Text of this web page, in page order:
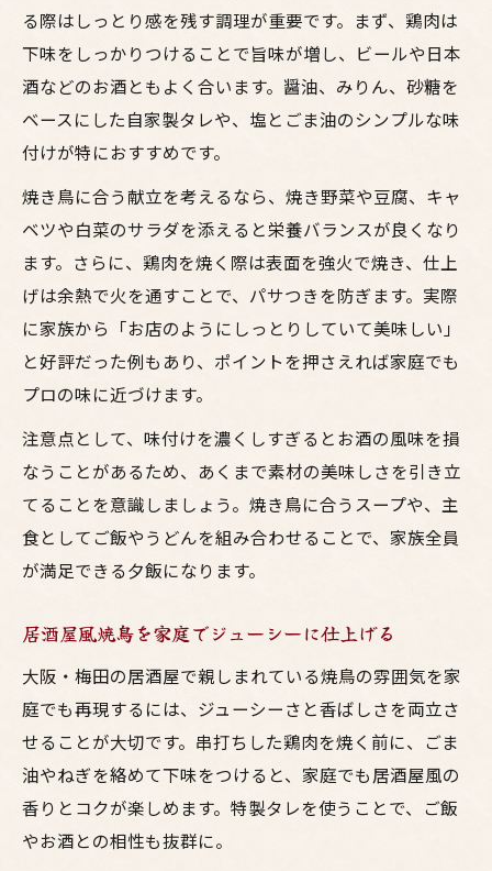
る際はしっとり感を残す調理が重要です。まず、鶏肉は
下味をしっかりつけることで旨味が増し、ビールや日本
酒などのお酒ともよく合います。醤油、みりん、砂糖を
ベースにした自家製タレや、塩とごま油のシンプルな味
付けが特におすすめです。
焼き鳥に合う献立を考えるなら、焼き野菜や豆腐、キャ
ベツや白菜のサラダを添えると栄養バランスが良くなり
ます。さらに、鶏肉を焼く際は表面を強火で焼き、仕上
げは余熱で火を通すことで、パサつきを防ぎます。実際
に家族から「お店のようにしっとりしていて美味しい」
と好評だった例もあり、ポイントを押さえれば家庭でも
プロの味に近づけます。
注意点として、味付けを濃くしすぎるとお酒の風味を損
なうことがあるため、あくまで素材の美味しさを引き立
てることを意識しましょう。焼き鳥に合うスープや、主
食としてご飯やうどんを組み合わせることで、家族全員
が満足できる夕飯になります。
居酒屋風焼鳥を家庭でジューシーに仕上げる
大阪・梅田の居酒屋で親しまれている焼鳥の雰囲気を家
庭でも再現するには、ジューシーさと香ばしさを両立さ
せることが大切です。串打ちした鶏肉を焼く前に、ごま
油やねぎを絡めて下味をつけると、家庭でも居酒屋風の
香りとコクが楽しめます。特製タレを使うことで、ご飯
やお酒との相性も抜群に。